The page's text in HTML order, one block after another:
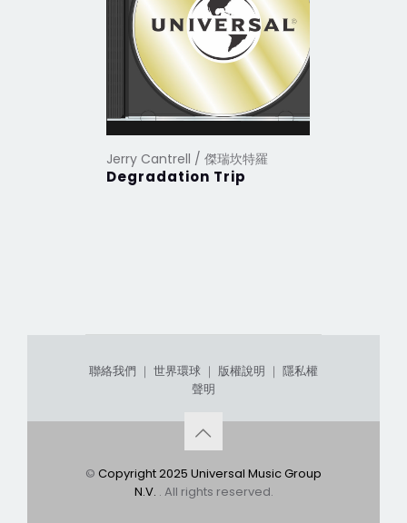
Jerry Cantrell / 傑瑞坎特羅
Degradation Trip
聯絡我們 ｜ 世界環球 ｜ 版權說明 ｜ 隱私權
聲明
© Copyright 2025 Universal Music Group
N.V. . All rights reserved.